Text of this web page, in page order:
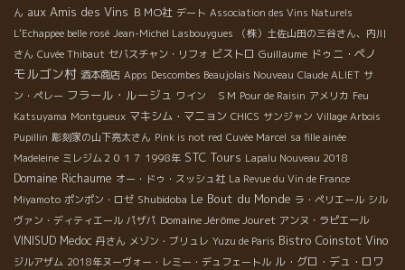
ん aux Amis des Vins ＢＭО社 デート Association des Vins Naturels
L'Echappee belle rosé Jean-Michel Lasbouygues
（株）土佐山田の三谷さん、内川
さん Cuvée Thibaut セバスチャン・リフォ ビストロ Guillaume ドゥニ・ペノ
モルゴン村 酒本商店 Apps Descombes Beaujolais Nouveau Claude ALIET サ
ン・ペレー フラール・ルージュ ワイン ＳＭ Pour de Raisin アメリカ Feu
Katsuyama Montgueux マキシム・マニョン CHICS サンジャン Village Arbois
Pupillin 彫刻家の山下亮太さん Pink is not red Cuvée Marcel sa fille ainée
Madeleine ミレジム２０１７ 1998年 STC Tours Lapalu Nouveau 2018
Domaine Richaume オー・ドゥ・スッシュ社 La Revue du Vin de France
Miyamoto ポンポン・ロゼ Shubidoba Le Bout du Monde ラ・ペリエール シル
ヴァン・ディティエール パザパ Domaine Jérôme Jouret アンヌ・ラピエール
VINISUD Medoc 丹さん メゾン・ブリュレ Yuzu de Paris Bistro Coinstot Vino
ジルアザム 2018年ヌーヴォー・レミー・デュフェートル ル・グロ・デュ・ロワ